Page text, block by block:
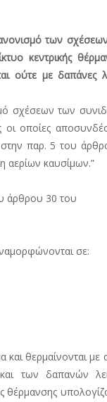
των
κεντρικής
ούτε με δαπάνες
των
οποίες
παρ. 5 του
αερίων καυσίμων.”
άρθρου 30 του
σε:
θερμαίνονται
των δαπανών
θέρμανσης